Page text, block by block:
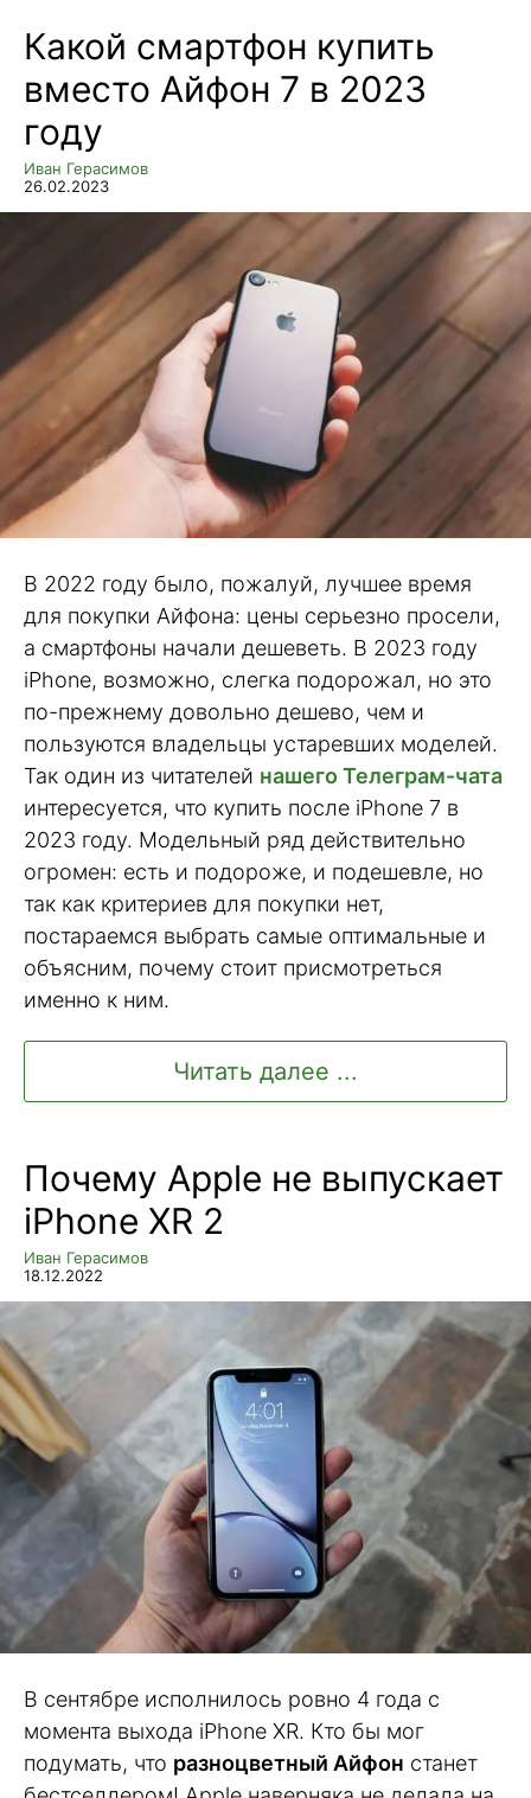
Какой смартфон купить
вместо Айфон 7 в 2023
году
Иван Герасимов
26.02.2023
В 2022 году было, пожалуй, лучшее время
для покупки Айфона: цены серьезно просели,
а смартфоны начали дешеветь. В 2023 году
iPhone, возможно, слегка подорожал, но это
по-прежнему довольно дешево, чем и
пользуются владельцы устаревших моделей.
Так один из читателей нашего Телеграм-чата
интересуется, что купить после iPhone 7 в
2023 году. Модельный ряд действительно
огромен: есть и подороже, и подешевле, но
так как критериев для покупки нет,
постараемся выбрать самые оптимальные и
объясним, почему стоит присмотреться
именно к ним.
Читать далее ...
Почему Apple не выпускает
iPhone XR 2
Иван Герасимов
18.12.2022
В сентябре исполнилось ровно 4 года с
момента выхода iPhone XR. Кто бы мог
подумать, что разноцветный Айфон станет